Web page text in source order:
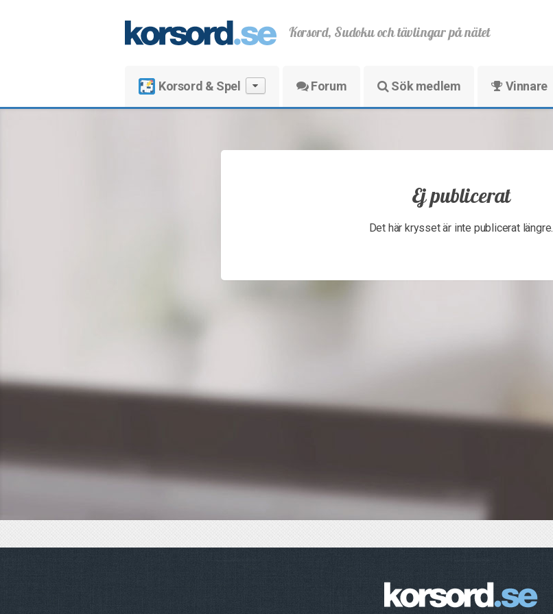
Korsord, Sudoku och tävlingar på nätet
Korsord & Spel Forum Sök medlem Vinnare
Ej publicerat
Det här krysset är inte publicerat längre.